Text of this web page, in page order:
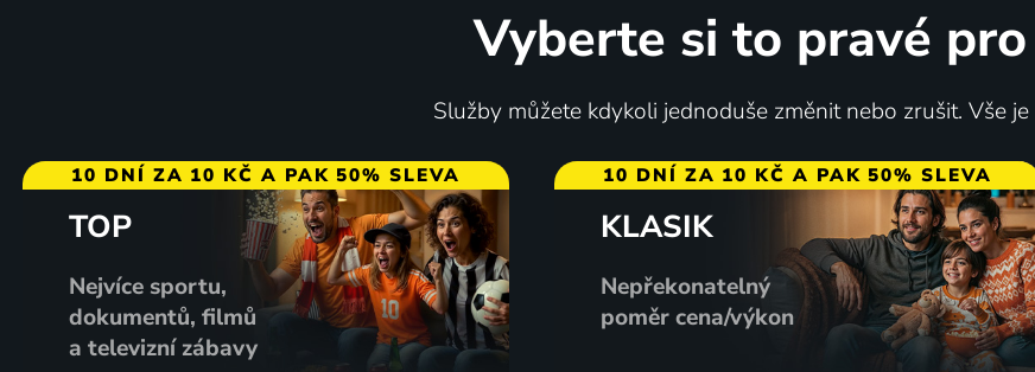
Vyberte si to pravé
Služby můžete kdykoli jednoduše změnit nebo zrušit. Vše je
10 DNÍ ZA 10 KČ A PAK 50% SLEVA
TOP
Nejvíce sportu,
dokumentů, filmů
a televizní zábavy
10 DNÍ ZA 10 KČ A PAK 50% SLEVA
KLASIK
Nepřekonatelný
poměr cena/výkon